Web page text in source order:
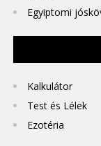
Egyiptomi
Kalkulátor
Test és Lélek
Ezotéria